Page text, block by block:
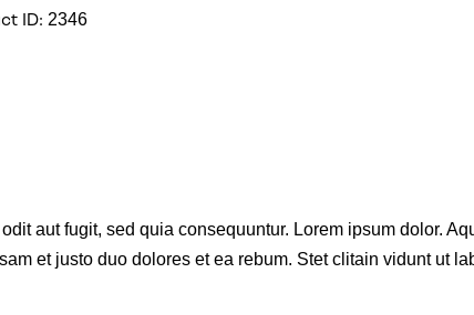
ID: 2346
aut fugit, sed quia consequuntur. Lorem ipsum dolor.
et justo duo dolores et ea rebum. Stet clitain vidunt ut